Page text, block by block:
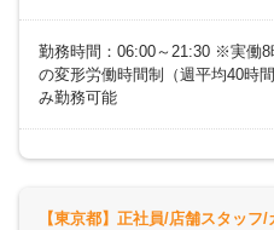
勤務時間：06:00～21:30 ※実働
の変形労働時間制（週平均40時
み勤務可能
【東京都】正社員/店舗スタッフ